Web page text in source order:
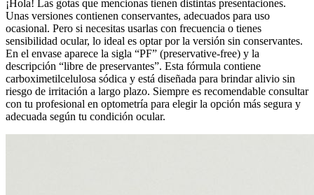
¡Hola! Las gotas que mencionas tienen distintas presentaciones.
Unas versiones contienen conservantes, adecuados para uso
ocasional. Pero si necesitas usarlas con frecuencia o tienes
sensibilidad ocular, lo ideal es optar por la versión sin conservantes.
En el envase aparece la sigla “PF” (preservative-free) y la
descripción “libre de preservantes”. Esta fórmula contiene
carboximetilcelulosa sódica y está diseñada para brindar alivio sin
riesgo de irritación a largo plazo. Siempre es recomendable consultar
con tu profesional en optometría para elegir la opción más segura y
adecuada según tu condición ocular.